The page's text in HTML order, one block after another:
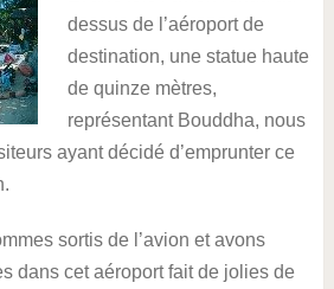
dessus de l’aéroport de
destination, une statue haute
de quinze mètres,
représentant Bouddha, nous
ayant décidé d’emprunter ce
sortis de l’avion et avons
dans cet aéroport fait de jolies de